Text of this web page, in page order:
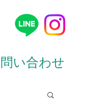
い合わせ